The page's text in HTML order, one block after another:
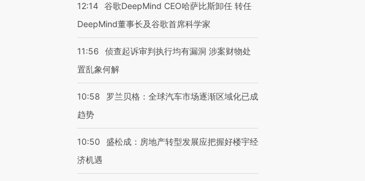
12:14 谷歌DeepMind CEO哈萨比斯卸任 转任
DeepMind董事长及谷歌首席科学家
11:56
侦查起诉审判执行均有漏洞 涉案财物处
置乱象何解
10:58
罗兰贝格：全球汽车市场逐渐区域化已成
趋势
10:50
盛松成：房地产转型发展应把握好楼宇经
济机遇